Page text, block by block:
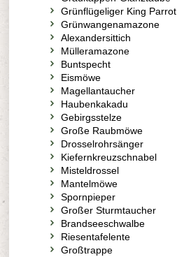
Grünflügeliger King Parrot
Grünwangenamazone
Alexandersittich
Mülleramazone
Buntspecht
Eismöwe
Magellantaucher
Haubenkakadu
Gebirgsstelze
Große Raubmöwe
Drosselrohrsänger
Kiefernkreuzschnabel
Misteldrossel
Mantelmöwe
Spornpieper
Großer Sturmtaucher
Brandseeschwalbe
Riesentafelente
Großtrappe